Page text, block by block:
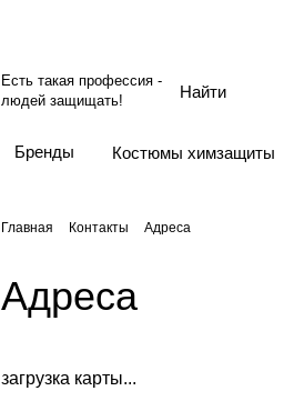
Есть такая профессия -
людей защищать!
Бренды Костюмы химзащиты
Главная Контакты Адреса
Адреса
загрузка карты...